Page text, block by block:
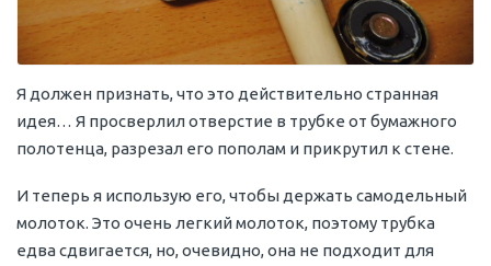
Я должен признать, что это действительно странная
идея… Я просверлил отверстие в трубке от бумажного
полотенца, разрезал его пополам и прикрутил к стене.
И теперь я использую его, чтобы держать самодельный
молоток. Это очень легкий молоток, поэтому трубка
едва сдвигается, но, очевидно, она не подходит для